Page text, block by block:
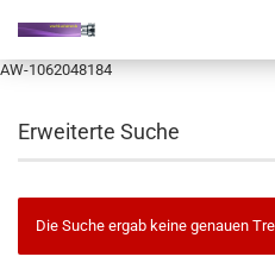
AW-1062048184
Erweiterte Suche
Die Suche ergab keine genauen